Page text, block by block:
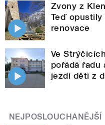
Zvony z
Teď opustily
renovace
Ve
pořádá řadu
jezdí děti z
NEJPOSLOUCHANĚJŠÍ